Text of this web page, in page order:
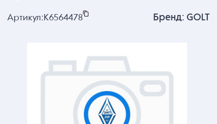
Артикул: K6564478 Бренд: GOLT